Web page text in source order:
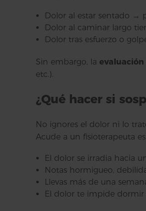
Dolor al estar sentado →
Dolor al caminar largo
Dolor tras esfuerzo o
Sin embargo, la
etc.).
¿Qué hacer si
No ignores el dolor ni lo
Acude a un fisioterapeuta
El dolor se irradia hacia
Notas hormigueo,
Llevas más de una
El dolor te impide dormir